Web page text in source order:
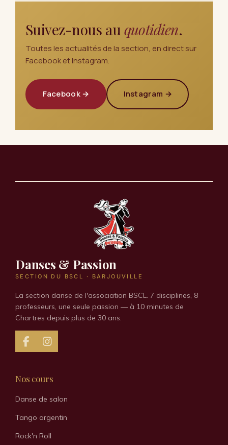
Suivez-nous au quotidien.
Toutes les actualités de la section, en direct sur
Facebook et Instagram.
Facebook → Instagram →
Danses & Passion
SECTION DU BSCL · BARJOUVILLE
La section danse de l'association BSCL. 7 disciplines, 8
professeurs, une seule passion — à 10 minutes de
Chartres depuis plus de 30 ans.
F
a
b
o
I
n
a
r
m
Nos cours
Danse de salon
Tango argentin
Rock'n Roll